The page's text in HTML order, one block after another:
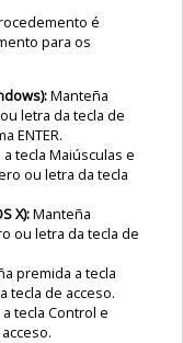
é
para os
Manteña
letra da tecla de
ENTER.
tecla Maiúsculas e
ou letra da tecla
X):Manteña
ou letra da tecla de
premida a tecla
tecla de acceso.
tecla Control e